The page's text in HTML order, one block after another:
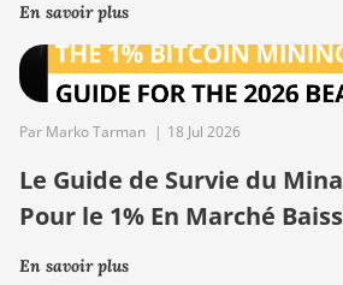
En savoir plus
Par Marko Tarman | 18 Jul 2026
Le Guide de Survie du
Pour le 1% En Marché
En savoir plus